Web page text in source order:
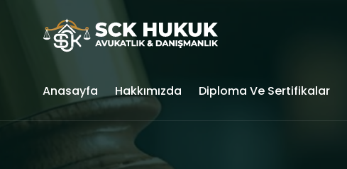
Anasayfa Hakkımızda Diploma Ve Sertifikalar